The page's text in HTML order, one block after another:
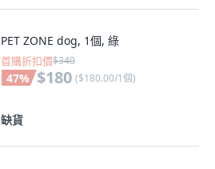
PET ZONE dog, 1個, 綠
首購折扣價$340
47% $180 ($180.00/1個)
缺貨